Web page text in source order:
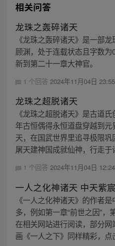
相关问答
龙珠之轰碎诸天
《龙珠之轰碎诸天》是一部
顾渊，处于连载状态且字数
新到第二十一章大神官。
1 个回答 2024年11月04日 23:55
龙珠之超脱诸天
《龙珠之超脱诸天》是古道
年古恒偶得永恒道盘穿越到
天，在国武世界里追寻极限
屠天建神国成就仙神，行走于
1 个回答 2024年11月04日 12:24
一人之化神诸天 中天紫宸
《一人之化神诸天》的作者
多，例如第一章“前世之因”，
在相关网站进行阅读，部分
画《一人之下》同样精彩，点